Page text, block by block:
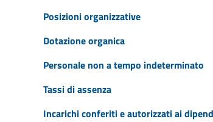
Posizioni organizzative
Dotazione organica
Personale non a tempo indeterminato
Tassi di assenza
Incarichi conferiti e autorizzati ai